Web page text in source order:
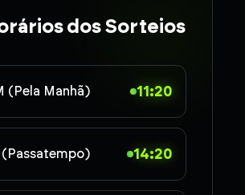
dos Sorteios
(Pela Manhã) 11:20
(Passatempo) 14:20